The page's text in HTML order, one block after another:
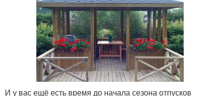
И у вас ещё есть время до начала сезона отпусков